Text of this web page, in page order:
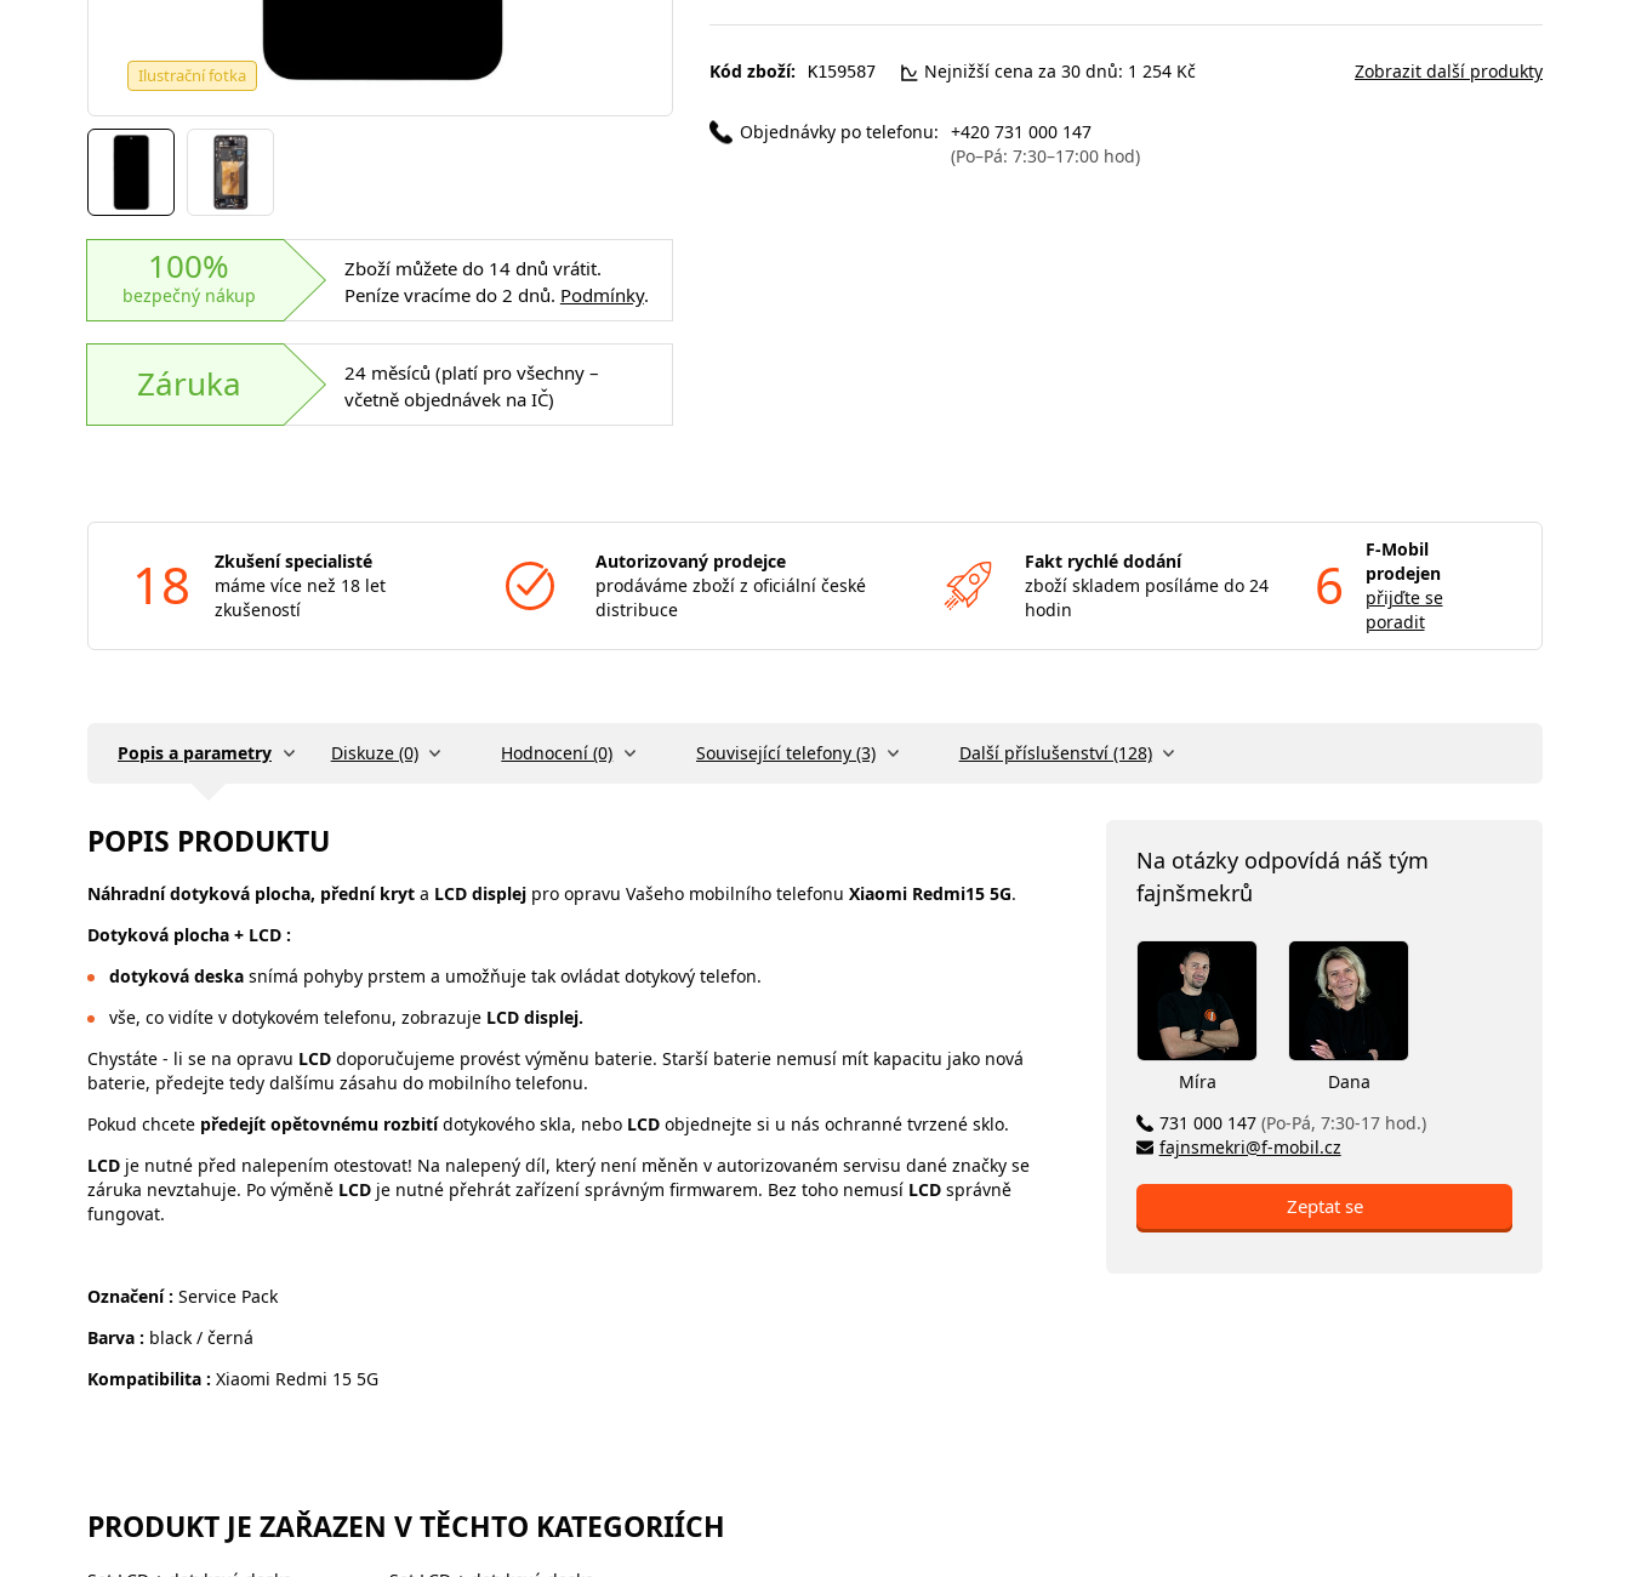
Ilustrační fotka
100%
bezpečný nákup
Zboží můžete do 14 dnů vrátit.
Peníze vracíme do 2 dnů. Podmínky.
Záruka
24 měsíců (platí pro všechny –
včetně objednávek na IČ)
Kód zboží: K159587 Nejnižší cena za 30 dnů: 1 254 Kč
Objednávky po telefonu: +420 731 000 147
(Po–Pá: 7:30–17:00 hod)
Zobrazit další produkty
18
Zkušení specialisté
máme více než 18 let
zkušeností
Autorizovaný prodejce
prodáváme zboží z oficiální české
distribuce
Fakt rychlé dodání
zboží skladem posíláme do 24
hodin
6
F-Mobil
prodejen
přijďte se
poradit
Popis a parametry Diskuze (0) Hodnocení (0) Související telefony (3) Další příslušenství (128)
POPIS PRODUKTU
Náhradní dotyková plocha, přední kryt a LCD displej pro opravu Vašeho mobilního telefonu Xiaomi Redmi15 5G.
Dotyková plocha + LCD :
dotyková deskasnímá pohyby prstem a umožňuje tak ovládat dotykový telefon.
vše, co vidíte v dotykovém telefonu, zobrazuje LCD displej.
Chystáte - li se na opravu LCD doporučujeme provést výměnu baterie. Starší baterie nemusí mít kapacitu jako nová
baterie, předejte tedy dalšímu zásahu do mobilního telefonu.
Pokud chcete předejít opětovnému rozbitídotykového skla, nebo LCD objednejte si u nás ochranné tvrzené sklo.
LCD je nutné před nalepením otestovat! Na nalepený díl, který není měněn v autorizovaném servisu dané značky se
záruka nevztahuje. Po výměně LCD je nutné přehrát zařízení správným firmwarem. Bez toho nemusí LCD správně
fungovat.
Označení : Service Pack
Barva : black / černá
Kompatibilita : Xiaomi Redmi 15 5G
PRODUKT JE ZAŘAZEN V TĚCHTO KATEGORIÍCH
Na otázky odpovídá náš tým
fajnšmekrů
Míra
Dana
731 000 147 (Po-Pá, 7:30-17 hod.)
fajnsmekri@f-mobil.cz
Zeptat se